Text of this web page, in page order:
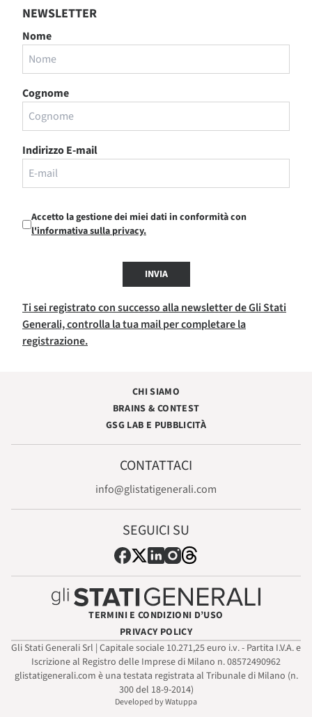
NEWSLETTER
Nome
Cognome
Indirizzo E-mail
Accetto la gestione dei miei dati in conformità con
l'informativa sulla privacy.
INVIA
Ti sei registrato con successo alla newsletter de Gli Stati
Generali, controlla la tua mail per completare la
registrazione.
CHI SIAMO
BRAINS & CONTEST
GSG LAB E PUBBLICITÀ
CONTATTACI
info@glistatigenerali.com
SEGUICI SU
TERMINI E CONDIZIONI D’USO
PRIVACY POLICY
Gli Stati Generali Srl | Capitale sociale 10.271,25 euro i.v. - Partita I.V.A. e
Iscrizione al Registro delle Imprese di Milano n. 08572490962
glistatigenerali.com è una testata registrata al Tribunale di Milano (n.
300 del 18-9-2014)
Developed by Watuppa